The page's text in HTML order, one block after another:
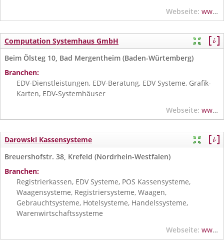
Webseite: www.brokers4IT.com
Computation Systemhaus GmbH
Beim Ölsteg 10, Bad Mergentheim (Baden-Würtemberg)
Branchen:
EDV-Dienstleistungen, EDV-Beratung, EDV Systeme, Grafik-
Karten, EDV-Systemhäuser
Webseite: www.computation.de
Darowski Kassensysteme
Breuershofstr. 38, Krefeld (Nordrhein-Westfalen)
Branchen:
Registrierkassen, EDV Systeme, POS Kassensysteme,
Waagensysteme, Registriersysteme, Waagen,
Gebrauchtsysteme, Hotelsysteme, Handelssysteme,
Warenwirtschaftssysteme
Webseite: www.darowski.de